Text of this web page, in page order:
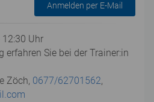
Anmelden per E-Mail
12:30 Uhr
erfahren Sie bei der Trainer:in
Zöch, 0677/62701562,